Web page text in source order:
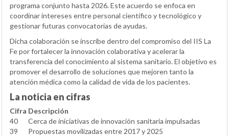
programa conjunto hasta 2026. Este acuerdo se enfoca en
coordinar intereses entre personal científico y tecnológico y
gestionar futuras convocatorias de ayudas.
Dicha colaboración se inscribe dentro del compromiso del IIS La
Fe por fortalecer la innovación colaborativa y acelerar la
transferencia del conocimiento al sistema sanitario. El objetivo es
promover el desarrollo de soluciones que mejoren tanto la
atención médica como la calidad de vida de los pacientes.
La noticia en cifras
Cifra Descripción
40
Cerca de iniciativas de innovación sanitaria impulsadas
39
Propuestas movilizadas entre 2017 y 2025